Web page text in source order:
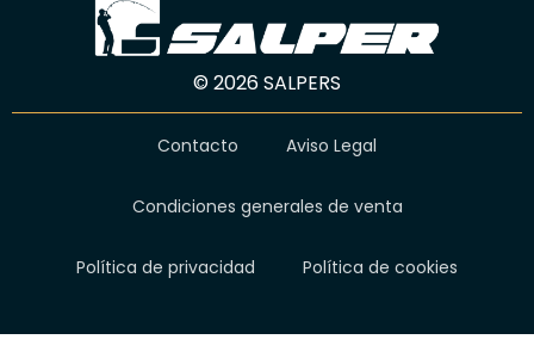
© 2026 SALPERS
Contacto Aviso Legal
Condiciones generales de venta
Política de privacidad Política de cookies